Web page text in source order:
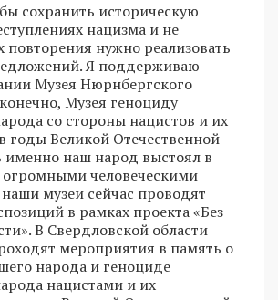
сохранить историческую
нацизма и не
повторения нужно реализовать
Я поддерживаю
Музея Нюрнбергского
Музея геноциду
со стороны нацистов и их
годы Великой Отечественной
именно наш народ выстоял в
огромными человеческими
музеи сейчас проводят
в рамках проекта «Без
В Свердловской области
мероприятия в память о
народа и геноциде
нацистами и их